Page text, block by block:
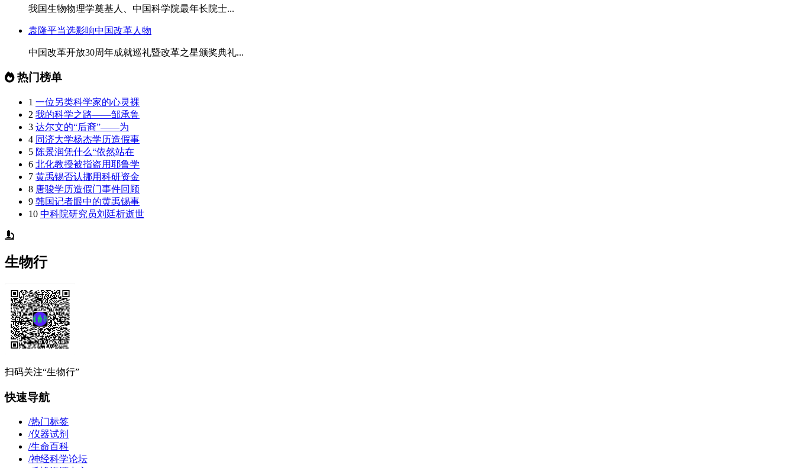
我国生物物理学奠基人、中国科学院最年长院士...
袁隆平当选影响中国改革人物
中国改革开放30周年成就巡礼暨改革之星颁奖典礼...
热门榜单
1 一位另类科学家的心灵裸
2 我的科学之路——邹承鲁
3 达尔文的“后裔”——为
4 同济大学杨杰学历造假事
5 陈景润凭什么“依然站在
6 北化教授被指盗用耶鲁学
7 黄禹锡否认挪用科研资金
8 唐骏学历造假门事件回顾
9 韩国记者眼中的黄禹锡事
10 中科院研究员刘廷析逝世
生物行
扫码关注“生物行”
快速导航
/热门标签
/仪器试剂
/生命百科
/神经科学论坛